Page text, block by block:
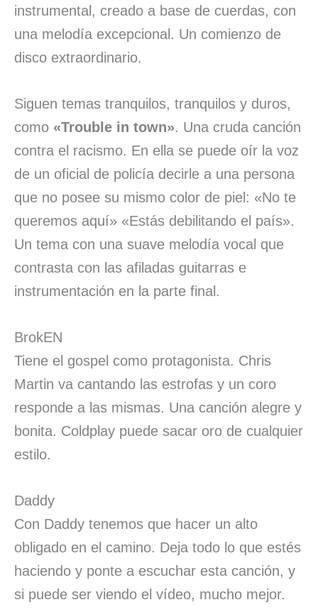
instrumental, creado a base de cuerdas, con
una melodía excepcional. Un comienzo de
disco extraordinario.
Siguen temas tranquilos, tranquilos y duros,
como «Trouble in town». Una cruda canción
contra el racismo. En ella se puede oír la voz
de un oficial de policía decirle a una persona
que no posee su mismo color de piel: «No te
queremos aquí» «Estás debilitando el país».
Un tema con una suave melodía vocal que
contrasta con las afiladas guitarras e
instrumentación en la parte final.
BrokEN
Tiene el gospel como protagonista. Chris
Martin va cantando las estrofas y un coro
responde a las mismas. Una canción alegre y
bonita. Coldplay puede sacar oro de cualquier
estilo.
Daddy
Con Daddy tenemos que hacer un alto
obligado en el camino. Deja todo lo que estés
haciendo y ponte a escuchar esta canción, y
si puede ser viendo el vídeo, mucho mejor.